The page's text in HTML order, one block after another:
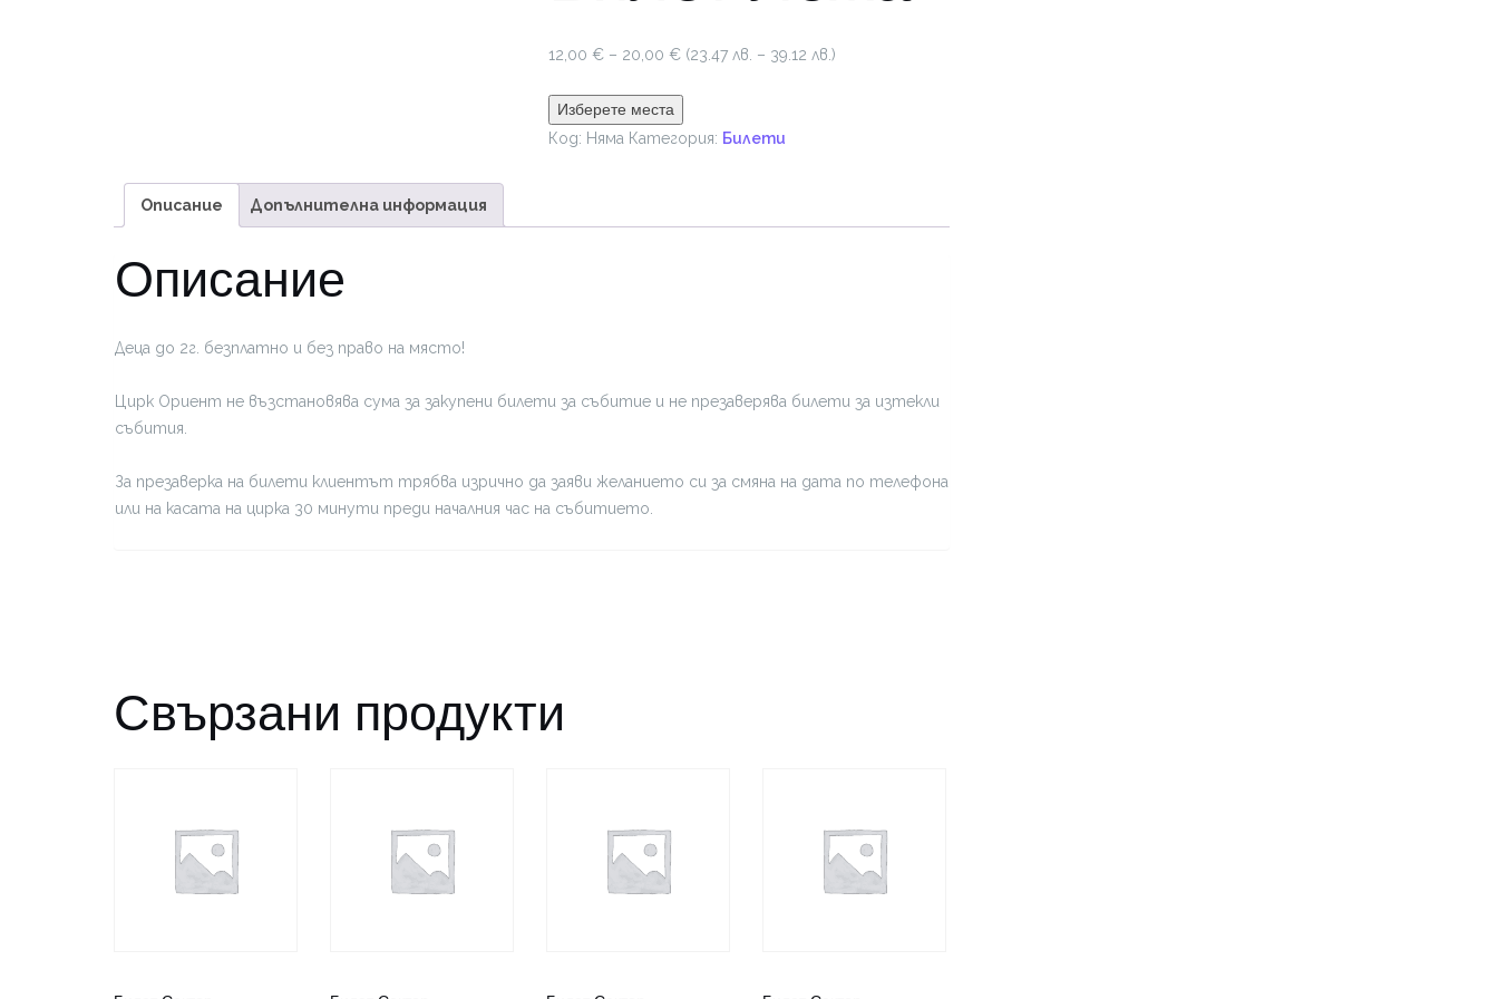
12,00 € – 20,00 €Price
through
(23.47 лв. – 39.12 лв.)
Изберете места
Код: Няма Категория: Билети
Описание Допълнителна информация
Описание
Деца до 2г. безплатно и без право на място!
Цирк Ориент не възстановява сума за закупени билети за събитие и не презаверява билети за изтекли
събития.
За презаверка на билети клиентът трябва изрично да заяви желанието си за смяна на дата по телефона
или на касата на цирка 30 минути преди началния час на събитието.
Свързани продукти